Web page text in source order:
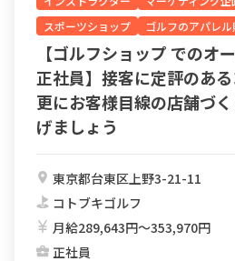
スポーツショップ
ゴルフのアパレ
【ゴルフショップ でのオ
正社員】接客に定評のあ
更にお客様目線の店舗づ
げましょう
東京都台東区上野3-21-11
コトブキゴルフ
月給289,643円〜353,970円
正社員